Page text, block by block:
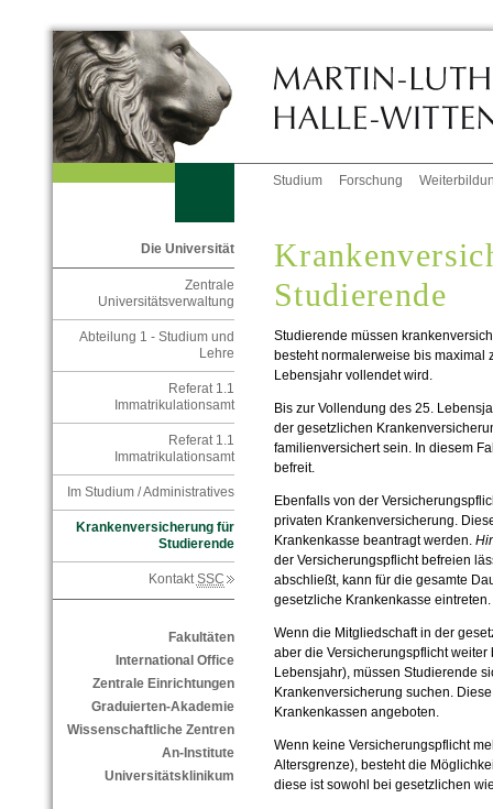
Studium Forschung
Die Universität
Zentrale
Universitätsverwaltung
Abteilung 1 - Studium und
Lehre
Referat 1.1
Immatrikulationsamt
Referat 1.1
Immatrikulationsamt
Im Studium / Administratives
Krankenversicherung für
Studierende
KontaktSSC
Fakultäten
International Office
Zentrale Einrichtungen
Graduierten-Akademie
Wissenschaftliche Zentren
An-Institute
Universitätsklinikum
Studierende
Studierende müssen
besteht normalerweise bis maximal
Lebensjahr vollendet wird.
Bis zur Vollendung des 25.
der gesetzlichen
familienversichert sein. In diesem
befreit.
Ebenfalls von der
privaten Krankenversicherung.
Krankenkasse beantragt werden.
der Versicherungspflicht befreien
abschließt, kann für die gesamte
gesetzliche Krankenkasse eintreten.
Wenn die Mitgliedschaft in der
aber die Versicherungspflicht weiter
Lebensjahr), müssen Studierende
Krankenversicherung suchen.
Krankenkassen angeboten.
Wenn keine Versicherungspflicht
Altersgrenze), besteht die
diese ist sowohl bei gesetzlichen